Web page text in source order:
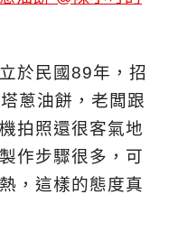
於民國89年，招
蔥油餅，老闆跟
拍照還很客氣地
作步驟很多，可
，這樣的態度真